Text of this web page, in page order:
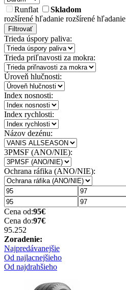
Runflat
Skladom
rozšírené hľadanie rozšírené hľadanie
Filtrovať
Trieda úspory paliva:
Trieda priľnavosti za mokra:
Úroveň hlučnosti:
Index nosnosti:
Index rychlosti:
Názov dezénu:
3PMSF (ANO/NIE):
Ochrana ráfika (ANO/NIE):
Cena od:95€
Cena do:97€
95.252
Zoradenie:
Najpredávanejšie
Od najlacnejšieho
Od najdrahšieho